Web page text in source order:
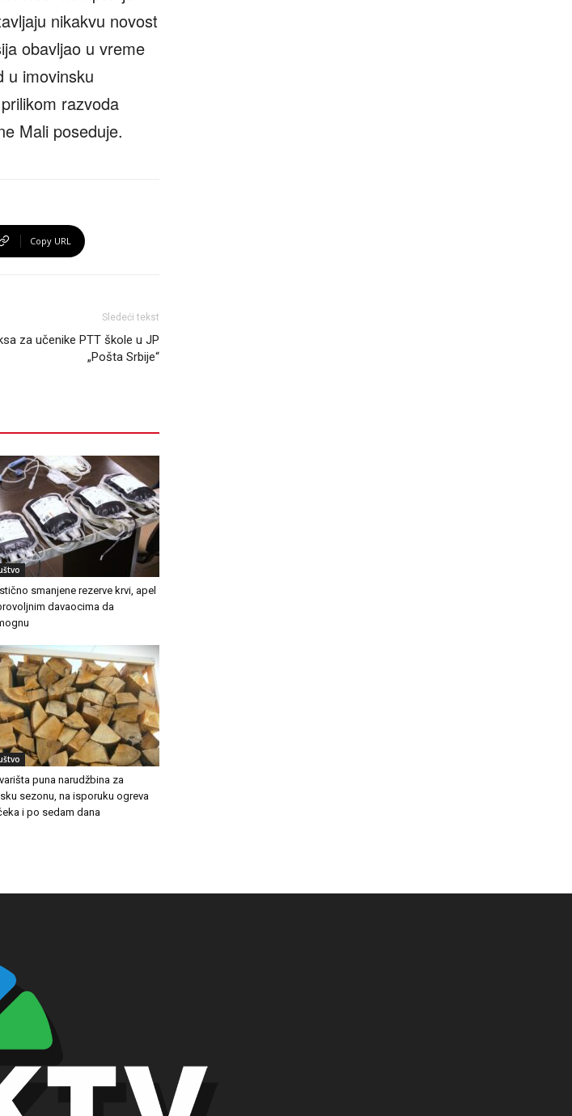
nikakvu novost
obavljao u vreme
u imovinsku
razvoda
Mali poseduje.
Copy URL
Sledeći tekst
za učenike PTT škole u JP
„Pošta Srbije“
smanjene rezerve krvi, apel
davaocima da
puna narudžbina za
sezonu, na isporuku ogreva
i po sedam dana